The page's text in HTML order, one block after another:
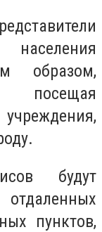
образом,
посещая
будут
пунктов,